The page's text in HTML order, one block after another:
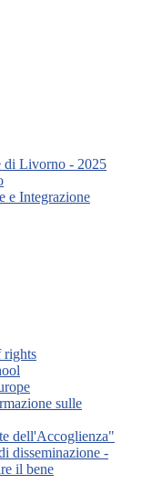
di Livorno - 2025
e Integrazione
rights
sulle
dell'Accoglienza"
disseminazione -
il bene